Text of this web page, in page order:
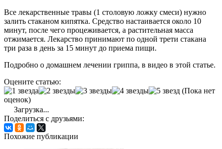
Все лекарственные травы (1 столовую ложку смеси) нужно
залить стаканом кипятка. Средство настаивается около 10
минут, после чего процеживается, а растительная масса
отжимается. Лекарство принимают по одной трети стакана
три раза в день за 15 минут до приема пищи.
Подробно о домашнем лечении гриппа, в видео в этой статье.
Оцените статью:
(Пока нет
оценок)
Загрузка...
Поделиться с друзьями:
Похожие публикации